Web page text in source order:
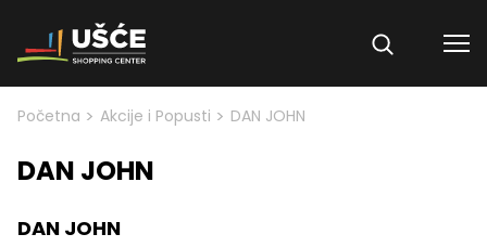
Skip to content
Početna > Akcije i Popusti > DAN JOHN
DAN JOHN
DAN JOHN